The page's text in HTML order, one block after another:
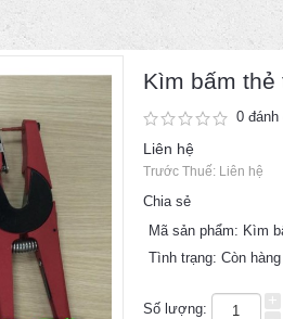
Kìm bấm thẻ
0 đánh
Liên hệ
Trước Thuế: Liên hệ
Chia sẻ
Mã sản phẩm: Kìm
Tình trạng: Còn hàng
Số lượng: